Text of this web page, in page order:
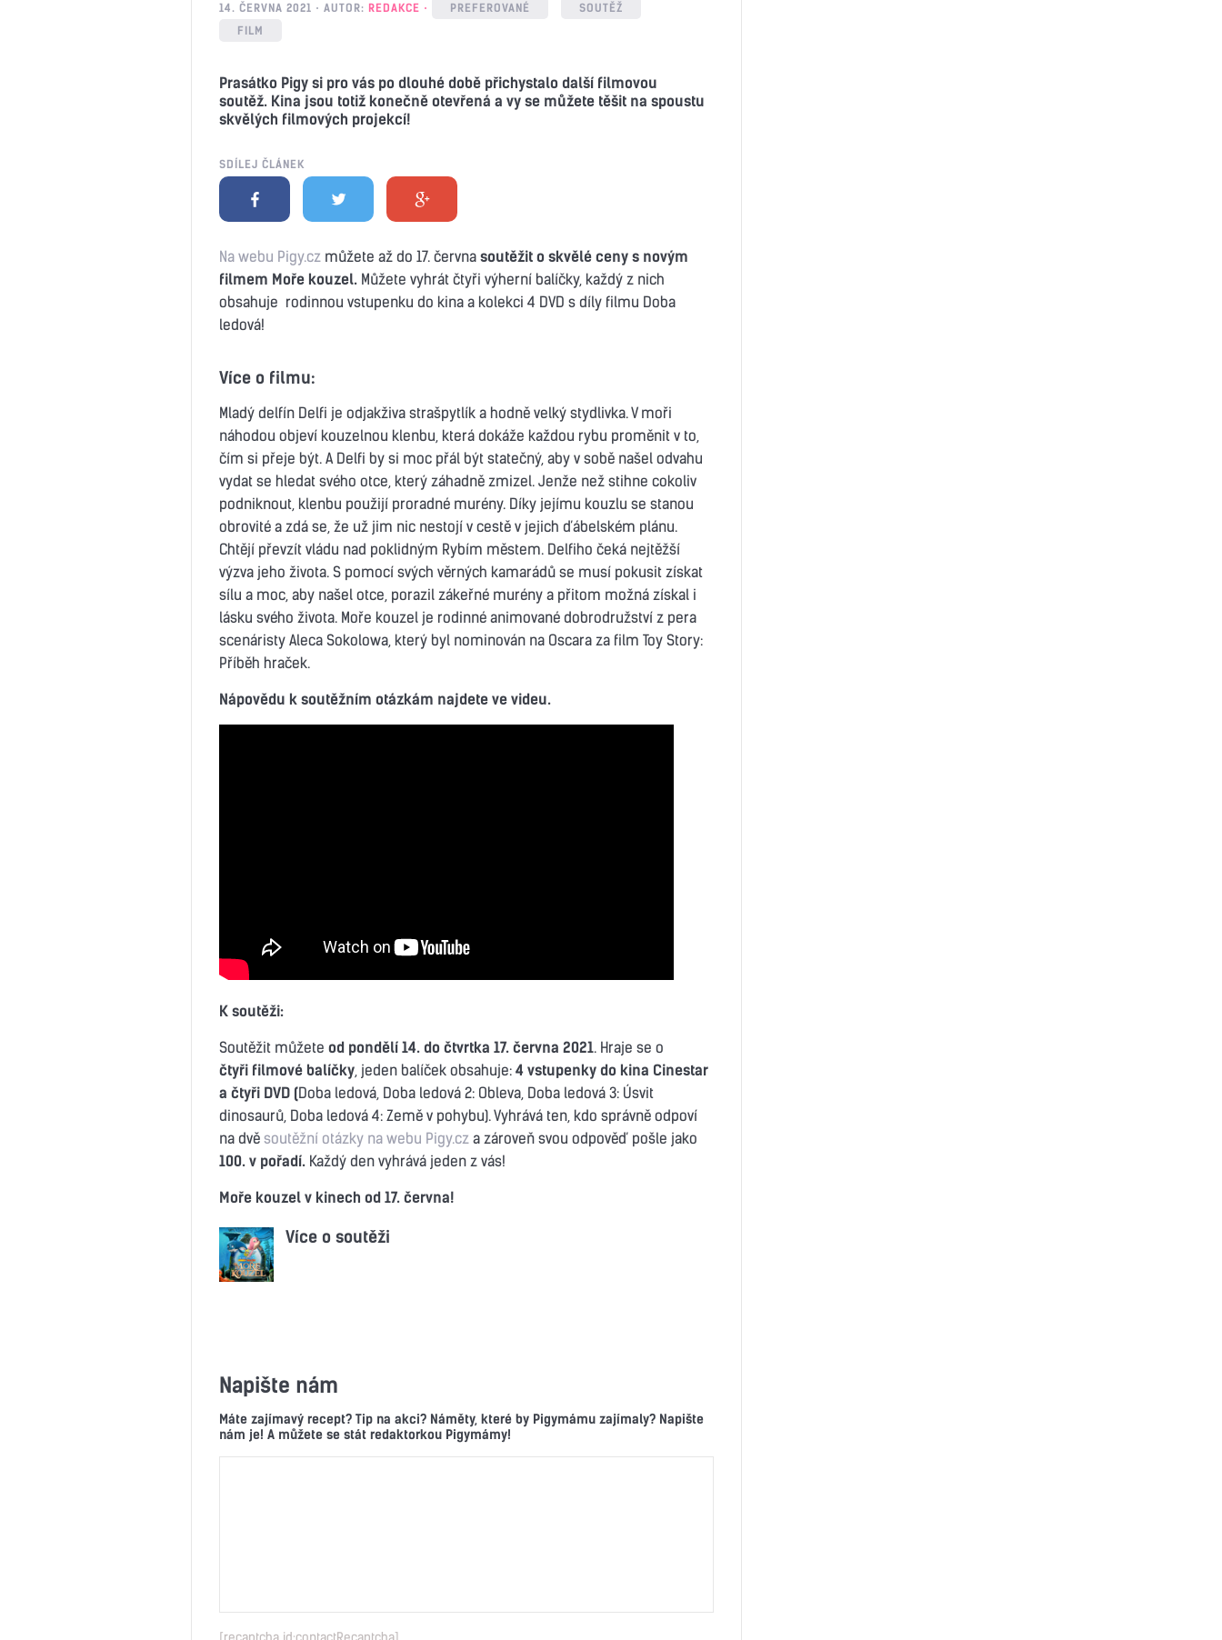
14. ČERVNA 2021 AUTOR: REDAKCE PREFEROVANÉ
SOUTĚŽ
FILM
Prasátko Pigy si pro vás po dlouhé době přichystalo další filmovou
soutěž. Kina jsou totiž konečně otevřená a vy se můžete těšit na spoustu
skvělých filmových projekcí!
SDÍLEJ ČLÁNEK
Na webu Pigy.czmůžete až do 17. červnasoutěžit o skvělé ceny s novým
filmem Moře kouzel. Můžete vyhrát čtyři výherní balíčky, každý z nich
obsahuje rodinnou vstupenku do kina a kolekci 4 DVD s díly filmu Doba
ledová!
Více o filmu:
Mladý delfín Delfi je odjakživa strašpytlík a hodně velký stydlivka. V moři
náhodou objeví kouzelnou klenbu, která dokáže každou rybu proměnit v to,
čím si přeje být. A Delfi by si moc přál být statečný, aby v sobě našel odvahu
vydat se hledat svého otce, který záhadně zmizel. Jenže než stihne cokoliv
podniknout, klenbu použijí proradné murény. Díky jejímu kouzlu se stanou
obrovité a zdá se, že už jim nic nestojí v cestě v jejich ďábelském plánu.
Chtějí převzít vládu nad poklidným Rybím městem. Delfiho čeká nejtěžší
výzva jeho života. S pomocí svých věrných kamarádů se musí pokusit získat
sílu a moc, aby našel otce, porazil zákeřné murény a přitom možná získal i
lásku svého života. Moře kouzel je rodinné animované dobrodružství z pera
scenáristy Aleca Sokolowa, který byl nominován na Oscara za film Toy Story:
Příběh hraček.
Nápovědu k soutěžním otázkám najdete ve videu.
K soutěži:
Soutěžit můžete od pondělí 14. do čtvrtka 17. června 2021. Hraje se o
čtyři filmové balíčky, jeden balíček obsahuje: 4 vstupenky do kina Cinestar
a čtyři DVD (Doba ledová, Doba ledová 2: Obleva, Doba ledová 3: Úsvit
dinosaurů, Doba ledová 4: Země v pohybu). Vyhrává ten, kdo správně odpoví
na dvě soutěžní otázky na webu Pigy.cza zároveň svou odpověď pošle jako
100. v pořadí. Každý den vyhrává jeden z vás!
Moře kouzel v kinech od 17. června!
Více o soutěži
Napište nám
Máte zajímavý recept? Tip na akci? Náměty, které by Pigymámu zajímaly? Napište
nám je! A můžete se stát redaktorkou Pigymámy!